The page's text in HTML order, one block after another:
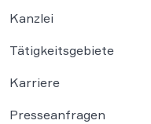
Kanzlei
Tätigkeitsgebiete
Karriere
Presseanfragen